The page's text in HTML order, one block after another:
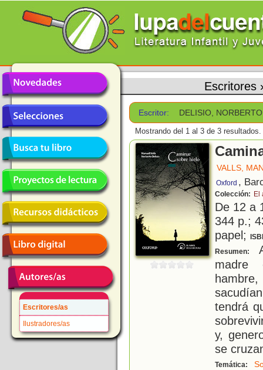
Escritores/as
Ilustradores/as
Escritores
Escritor: DELISIO, NORBERTO
Mostrando del 1 al 3 de 3 resultados.
VALLS,
Oxford ,
Colección: El
De 12 a
344 p.;
papel;
Resumen:
madre
tendrá
y,
se
Temática: